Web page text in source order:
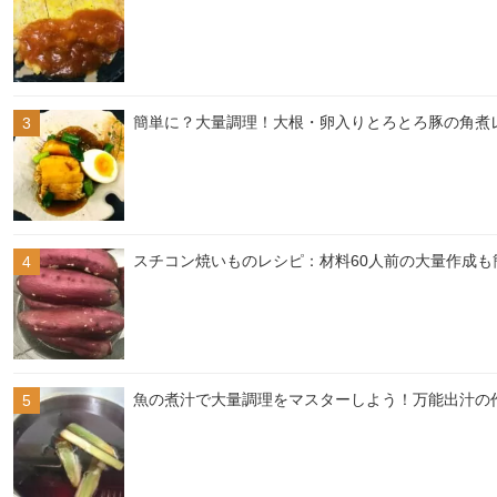
簡単に？大量調理！大根・卵入りとろとろ豚の角煮
スチコン焼いものレシピ：材料60人前の大量作成も
魚の煮汁で大量調理をマスターしよう！万能出汁の